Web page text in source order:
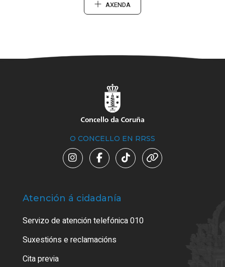
AXENDA
O CONCELLO EN RRSS
Atención á cidadanía
Servizo de atención telefónica 010
Suxestións e reclamacións
Cita previa